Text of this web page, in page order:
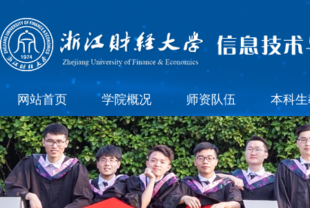
网站首页 学院概况 师资队伍 本科